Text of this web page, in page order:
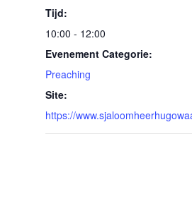
Tijd:
10:00 - 12:00
Evenement Categorie:
Preaching
Site:
https://